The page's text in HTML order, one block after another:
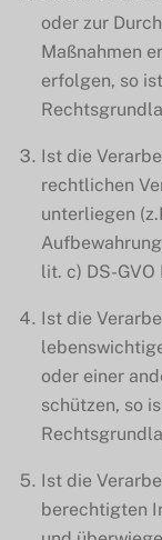
oder zur
Maßnahmen
erfolgen, so
Ist die
rechtlichen
unterliegen
lit. c) DS-
Ist die
oder einer
schützen, so
Ist die
berechtigten